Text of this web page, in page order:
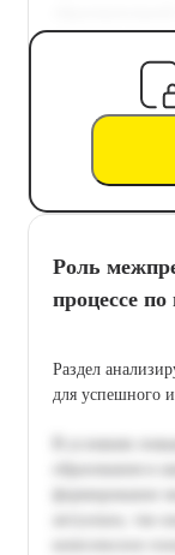
Роль
процессе по
Раздел
для успешного